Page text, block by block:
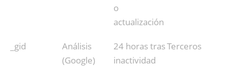
o
actualización
_gid
Análisis
(Google)
24 horas tras
inactividad
Terceros